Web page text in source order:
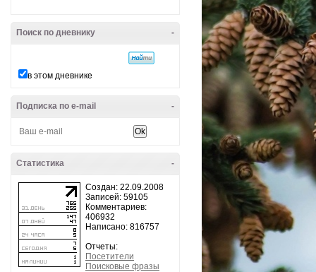
-
Поиск по дневнику
в этом дневнике
-
Подписка по e-mail
-
Статистика
Создан: 22.09.2008
Записей: 59105
Комментариев:
406932
Написано: 816757
Отчеты:
Посетители
Поисковые фразы